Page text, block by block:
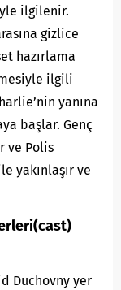
ilgilenir.
gizlice
hazırlama
ilgili
yanına
başlar. Genç
ve Polis
yakınlaşır ve
Duchovny yer